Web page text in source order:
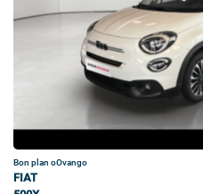
Bon plan oOvango
FIAT